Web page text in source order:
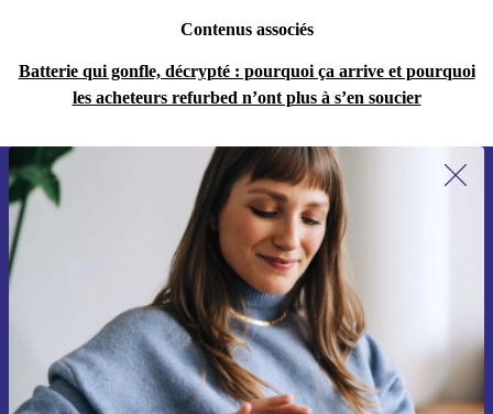
Contenus associés
Batterie qui gonfle, décrypté : pourquoi ça arrive et pourquoi
les acheteurs refurbed n’ont plus à s’en soucier
Recevoir offres et infos de refurbed
par mail
Ne manquez plus aucune offre.
S'inscrire
Retrouvez les informations sur l'utilisation des données personnelles